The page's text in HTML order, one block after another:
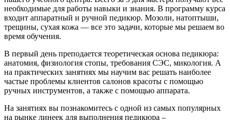
необходимые для работы навыки и знания. В программу курса
входит аппаратный и ручной педикюр. Мозоли, натоптыши,
трещины, сухая кожа — все это задачи, которые мы решаем во
время обучения.
В первый день преподается теоретическая основа педикюра:
анатомия, физиология стопы, требования СЭС, микология. А
на практических занятиях мы научим вас решать наиболее
частые проблемы клиентов салонов красоты с помощью
ручных инструментов, а также с помощью аппарата.
На занятиях вы познакомитесь с одной из самых популярных
на рынке линеек для выполнения педикюра –